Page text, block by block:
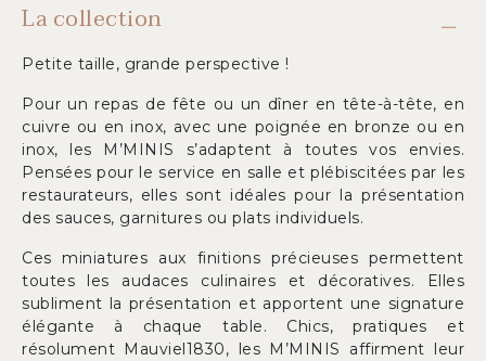
La collection
Petite taille, grande perspective !
Pour un repas de fête ou un dîner en tête-à-tête, en
cuivre ou en inox, avec une poignée en bronze ou en
inox, les M’MINIS s’adaptent à toutes vos envies.
Pensées pour le service en salle et plébiscitées par les
restaurateurs, elles sont idéales pour la présentation
des sauces, garnitures ou plats individuels.
Ces miniatures aux finitions précieuses permettent
toutes les audaces culinaires et décoratives. Elles
subliment la présentation et apportent une signature
élégante à chaque table. Chics, pratiques et
résolument Mauviel1830, les M’MINIS affirment leur